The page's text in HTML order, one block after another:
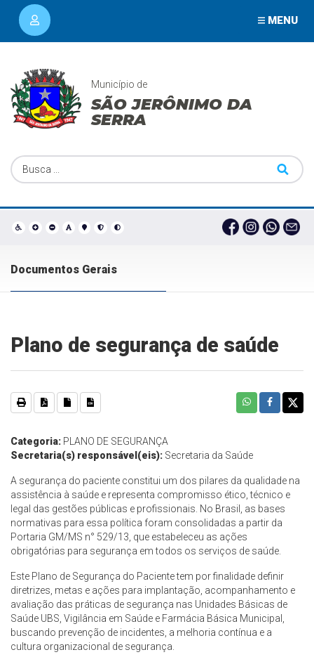
MENU
Município de
SÃO JERÔNIMO DA
SERRA
Documentos Gerais
Plano de segurança de saúde
Categoria: PLANO DE SEGURANÇA
Secretaria(s) responsável(eis): Secretaria da Saúde
A segurança do paciente constitui um dos pilares da qualidade na
assistência à saúde e representa compromisso ético, técnico e
legal das gestões públicas e profissionais. No Brasil, as bases
normativas para essa política foram consolidadas a partir da
Portaria GM/MS n° 529/13, que estabeleceu as ações
obrigatórias para segurança em todos os serviços de saúde.
Este Plano de Segurança do Paciente tem por finalidade definir
diretrizes, metas e ações para implantação, acompanhamento e
avaliação das práticas de segurança nas Unidades Básicas de
Saúde UBS, Vigilância em Saúde e Farmácia Básica Municipal,
buscando prevenção de incidentes, a melhoria contínua e a
cultura organizacional de segurança.